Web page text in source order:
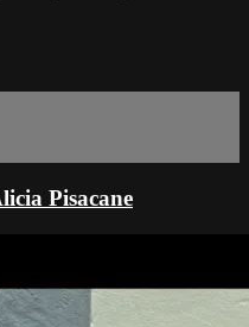
Pisacane